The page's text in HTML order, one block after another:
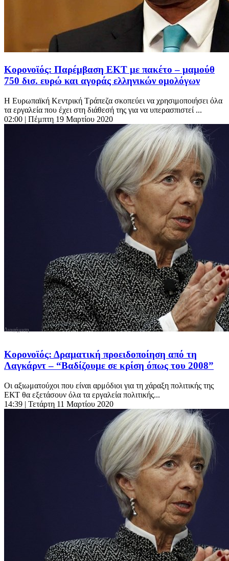
Κορονοϊός: Παρέμβαση ΕΚΤ με πακέτο – μαμούθ
750 δισ. ευρώ και αγοράς ελληνικών ομολόγων
Η Ευρωπαϊκή Κεντρική Τράπεζα σκοπεύει να χρησιμοποιήσει όλα
τα εργαλεία που έχει στη διάθεσή της για να υπερασπιστεί ...
02:00 | Πέμπτη 19 Μαρτίου 2020
Κορονοϊός: Δραματική προειδοποίηση από τη
Λαγκάρντ – “Βαδίζουμε σε κρίση όπως του 2008”
Οι αξιωματούχοι που είναι αρμόδιοι για τη χάραξη πολιτικής της
ΕΚΤ θα εξετάσουν όλα τα εργαλεία πολιτικής...
14:39 | Τετάρτη 11 Μαρτίου 2020